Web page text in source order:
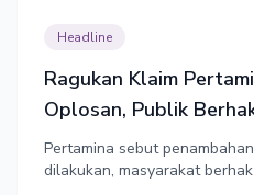
Headline
Ragukan Klaim
Oplosan, Publik
Pertamina sebut
dilakukan, masyarakat